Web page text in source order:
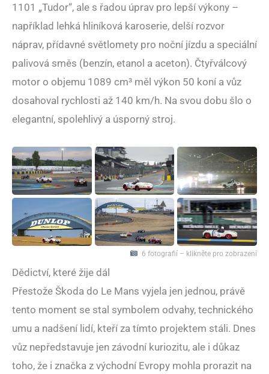
1101 „Tudor“, ale s řadou úprav pro lepší výkony –
například lehká hliníková karoserie, delší rozvor
náprav, přídavné světlomety pro noční jízdu a speciální
palivová směs (benzín, etanol a aceton). Čtyřválcový
motor o objemu 1089 cm³ měl výkon 50 koní a vůz
dosahoval rychlosti až 140 km/h. Na svou dobu šlo o
elegantní, spolehlivý a úsporný stroj.
6 fotografií – klikněte pro zobrazení
Dědictví, které žije dál
Přestože Škoda do Le Mans vyjela jen jednou, právě
tento moment se stal symbolem odvahy, technického
umu a nadšení lidí, kteří za tímto projektem stáli. Dnes
vůz nepředstavuje jen závodní kuriozitu, ale i důkaz
toho, že i značka z východní Evropy mohla prorazit na